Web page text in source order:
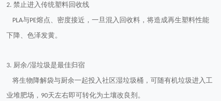
2.禁止进入传统塑料回收线
PLA与PE熔点、密度接近，一旦混入回收料，将造成再生塑料性能
下降、色泽发黄。
3.厨余/湿垃圾是最佳归宿
将生物降解袋与厨余一起投入社区湿垃圾桶，可随有机垃圾进入工
业堆肥场， 90天左右即可转化为土壤改良剂。